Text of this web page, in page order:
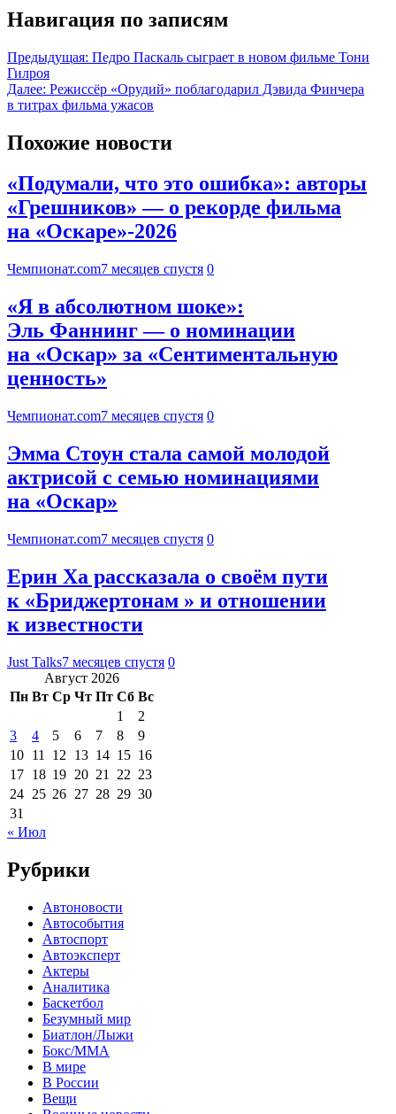
Навигация по записям
Предыдущая: Педро Паскаль сыграет в новом фильме Тони
Гилроя
Далее: Режиссёр «Орудий» поблагодарил Дэвида Финчера
в титрах фильма ужасов
Похожие новости
«Подумали, что это ошибка»: авторы
«Грешников» — о рекорде фильма
на «Оскаре»-2026
Чемпионат.com7 месяцев спустя 0
«Я в абсолютном шоке»:
Эль Фаннинг — о номинации
на «Оскар» за «Сентиментальную
ценность»
Чемпионат.com7 месяцев спустя 0
Эмма Стоун стала самой молодой
актрисой с семью номинациями
на «Оскар»
Чемпионат.com7 месяцев спустя 0
Ерин Ха рассказала о своём пути
к «Бриджертонам » и отношении
к известности
Just Talks7 месяцев спустя 0
Август 2026
Пн Вт Ср Чт Пт Сб Вс
1
2
3
4 5 6 7 8
9
10 11 12 13 14 15 16
17 18 19 20 21 22 23
24 25 26 27 28 29 30
31
« Июл
Рубрики
Автоновости
Автособытия
Автоспорт
Автоэксперт
Актеры
Аналитика
Баскетбол
Безумный мир
Биатлон/Лыжи
Бокс/MMA
В мире
В России
Вещи